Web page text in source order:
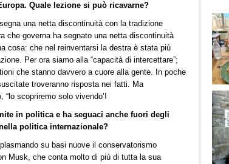
Quale lezione si può ricavarne?
una netta discontinuità con la tradizione
che governa ha segnato una netta discontinuità
cosa: che nel reinventarsi la destra è stata più
Per ora siamo alla “capacità di intercettare”;
che stanno davvero a cuore alla gente. In poche
troveranno risposta nei fatti. Ma
scopriremo solo vivendo’!
in politica e ha seguaci anche fuori degli
politica internazionale?
su basi nuove il conservatorismo
Musk, che conta molto di più di tutta la sua